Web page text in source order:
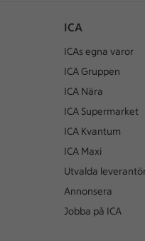
ICA
ICAs egna varor
ICA Gruppen
ICA Nära
ICA Supermarket
ICA Kvantum
ICA Maxi
Utvalda
Annonsera
Jobba på ICA